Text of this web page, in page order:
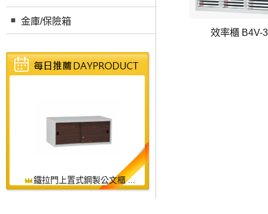
金庫/保險箱
鐵拉門上置式鋼製公文櫃 ...
效率櫃 B4V-